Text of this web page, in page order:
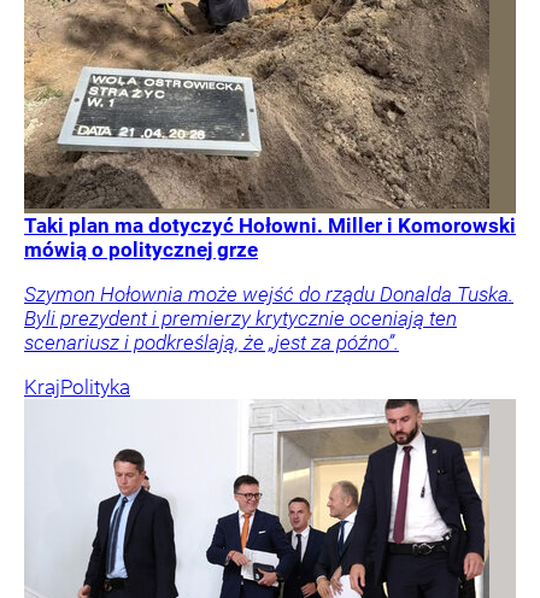
Taki plan ma dotyczyć Hołowni. Miller i Komorowski
mówią o politycznej grze
Szymon Hołownia może wejść do rządu Donalda Tuska.
Byli prezydent i premierzy krytycznie oceniają ten
scenariusz i podkreślają, że „jest za późno”.
KrajPolityka